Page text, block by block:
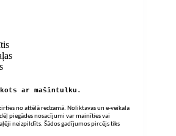
ar mašīntulku.
no attēlā redzamā. Noliktavas un e-veikala
piegādes nosacījumi var mainīties vai
neizpildīts. Šādos gadījumos pircējs tiks